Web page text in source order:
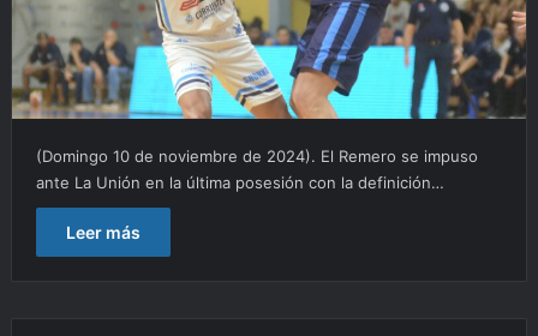
(Domingo 10 de noviembre de 2024). El Remero se impuso
ante La Unión en la última posesión con la definición…
Leer más